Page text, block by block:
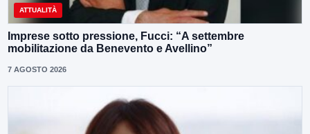
ATTUALITÀ
Imprese sotto pressione, Fucci: “A settembre
mobilitazione da Benevento e Avellino”
7 AGOSTO 2026